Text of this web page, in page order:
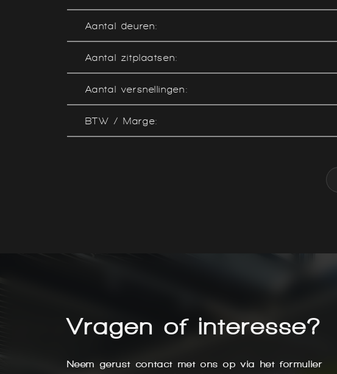
Aantal deuren:
Aantal zitplaatsen:
Aantal versnellingen:
BTW / Marge:
Vragen of interesse?
Neem gerust contact met ons op via het formulier